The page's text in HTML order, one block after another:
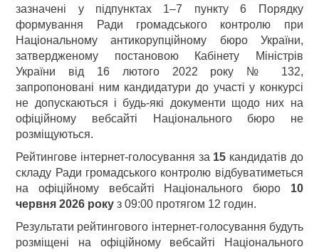
зазначені у підпунктах 1–7 пункту 6 Порядку
формування Ради громадського контролю при
Національному антикорупційному бюро України,
затвердженому постановою Кабінету Міністрів
України від 16 лютого 2022 року № 132,
запропоновані ним кандидатури до участі у конкурсі
не допускаються і будь-які документи щодо них на
офіційному вебсайті Національного бюро не
розміщуються.
Рейтингове інтернет-голосування за 15 кандидатів до
складу Ради громадського контролю відбуватиметься
на офіційному вебсайті Національного бюро 10
червня 2026 року з 09:00 протягом 12 годин.
Результати рейтингового інтернет-голосування будуть
розміщені на офіційному вебсайті Національного